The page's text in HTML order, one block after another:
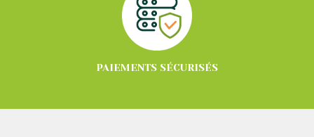
PAIEMENTS SÉCURISÉS